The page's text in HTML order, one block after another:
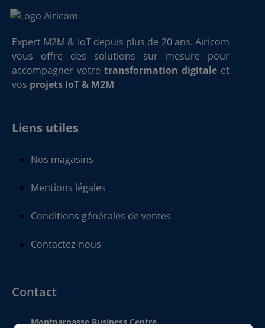
Expert M2M & IoT depuis plus de 20 ans. Airicom
vous offre des solutions sur mesure pour
accompagner votre transformation digitale et
vos projets IoT & M2M
Liens utiles
Nos magasins
Mentions légales
Conditions générales de ventes
Contactez-nous
Contact
Montparnasse Business Centre